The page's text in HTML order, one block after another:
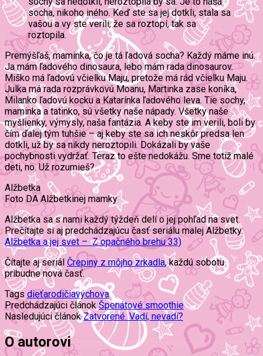
socha, nikoho iného. Keď ste sa jej dotkli, stala sa
vašou a vy ste verili, že sa roztopí, tak sa
roztopila.
Premýšľaš, maminka, čo je tá ľadová socha? Každý máme inú.
Ja mám ľadového dinosaura, lebo mám rada dinosaurov.
Miško má ľadovú včielku Maju, pretože má rád včielku Maju.
Julka má rada rozprávkovú Moanu, Martinka zase koníka,
Milanko ľadovú kocku a Katarínka ľadového leva. Tie sochy,
maminka a tatinko, sú všetky naše nápady. Všetky naše
myšlienky, výmysly, naša fantázia. A keby ste im verili, boli by
čím ďalej tým tuhšie – aj keby ste sa ich neskôr predsa len
dotkli, už by sa nikdy neroztopili. Dokázali by vaše
pochybnosti vydržať. Teraz to ešte nedokážu. Sme totiž malé
deti, no. Už rozumieš?
Alžbetka
Foto DA Alžbetkinej mamky
Alžbetka sa s nami každý týždeň delí o jej pohľad na svet.
Prečítajte si aj predchádzajúcu časť seriálu malej Alžbetky:
Alžbetka a jej svet – Z opačného brehu 33)
Čítajte aj seriál Črepiny z môjho zrkadla, každú sobotu
pribudne nová časť.
Tags dieťarodičiavýchova
Predchádzajúci článok Špenátové smoothie
Nasledujúci článok Zatvorené. Vadí, nevadí?
O autorovi